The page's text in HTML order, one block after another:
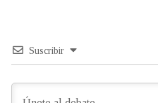
Suscribir